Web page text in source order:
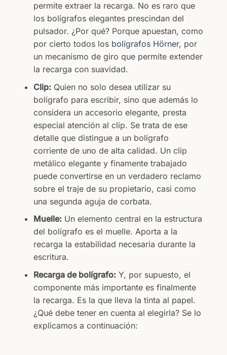
permite extraer la recarga. No es raro que
los bolígrafos elegantes prescindan del
pulsador. ¿Por qué? Porque apuestan, como
por cierto todos los bolígrafos Hörner, por
un mecanismo de giro que permite extender
la recarga con suavidad.
Clip:Quien no solo desea utilizar su
bolígrafo para escribir, sino que además lo
considera un accesorio elegante, presta
especial atención al clip. Se trata de ese
detalle que distingue a un bolígrafo
corriente de uno de alta calidad. Un clip
metálico elegante y finamente trabajado
puede convertirse en un verdadero reclamo
sobre el traje de su propietario, casi como
una segunda aguja de corbata.
Muelle:Un elemento central en la estructura
del bolígrafo es el muelle. Aporta a la
recarga la estabilidad necesaria durante la
escritura.
Recarga de bolígrafo:Y, por supuesto, el
componente más importante es finalmente
la recarga. Es la que lleva la tinta al papel.
¿Qué debe tener en cuenta al elegirla? Se lo
explicamos a continuación: